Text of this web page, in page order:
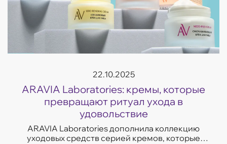
22.10.2025
ARAVIA Laboratories: кремы, которые
превращают ритуал ухода в
удовольствие
ARAVIA Laboratories дополнила коллекцию
уходовых средств серией кремов, которые